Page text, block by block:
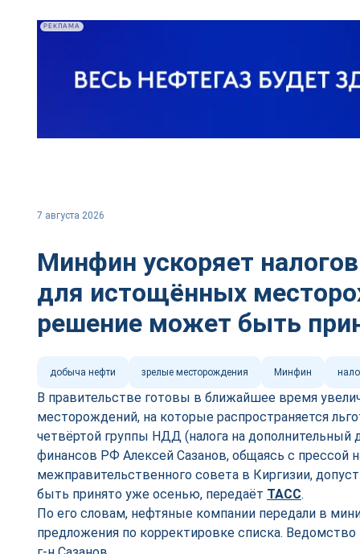
РЕКЛАМА
7 августа 2026
Минфин ускоряет
для истощённых
решение может быть
добыча нефти зрелые месторождения Минфин
В правительстве готовы в ближайшее время
месторождений, на которые распространяется
четвёртой группы НДД (налога на дополнительный
финансов РФ Алексей Сазанов, общаясь с прессой
межправительственного совета в Киргизии,
быть принято уже осенью, передаёт ТАСС.
По его словам, нефтяные компании передали в
предложения по корректировке списка. Ведомство